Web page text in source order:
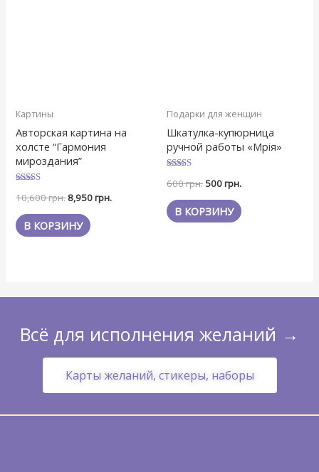
Картины
Авторская картина на
холсте “Гармония
мироздания”
5
10,600грн.8,950грн.
В КОРЗИНУ
Подарки для женщин
Шкатулка-купюрница
ручной работы «Мрія»
5
600грн.500грн.
В КОРЗИНУ
Всё для исполнения желаний →
Карты желаний, стикеры, наборы